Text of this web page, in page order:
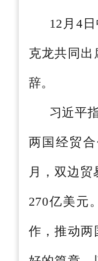
12月4
克龙共同
辞。
习近平
两国经贸
月，双边
270亿美元
作，推动两